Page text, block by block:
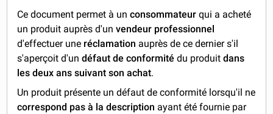
Ce document permet à unconsommateur qui a acheté
un produit auprès d'unvendeur professionnel
d'effectuer une réclamation auprès de ce dernier s'il
s'aperçoit d'undéfaut de conformité du produitdans
les deux ans suivant son achat.
Un produit présente un défaut de conformité lorsqu'il ne
correspond pas à la description ayant été fournie par